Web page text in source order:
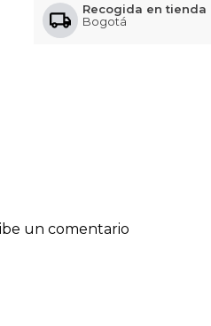
Recogida en tienda
Bogotá
un comentario